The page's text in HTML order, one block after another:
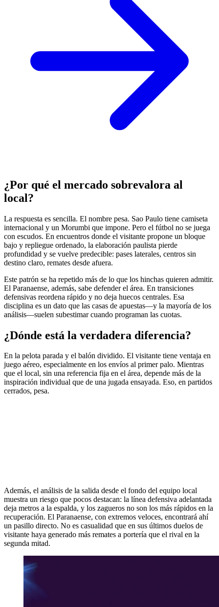
¿Por qué el mercado sobrevalora al
local?
La respuesta es sencilla. El nombre pesa. Sao Paulo tiene camiseta
internacional y un Morumbi que impone. Pero el fútbol no se juega
con escudos. En encuentros donde el visitante propone un bloque
bajo y repliegue ordenado, la elaboración paulista pierde
profundidad y se vuelve predecible: pases laterales, centros sin
destino claro, remates desde afuera.
Este patrón se ha repetido más de lo que los hinchas quieren admitir.
El Paranaense, además, sabe defender el área. En transiciones
defensivas reordena rápido y no deja huecos centrales. Esa
disciplina es un dato que las casas de apuestas—y la mayoría de los
análisis—suelen subestimar cuando programan las cuotas.
¿Dónde está la verdadera diferencia?
En la pelota parada y el balón dividido. El visitante tiene ventaja en
juego aéreo, especialmente en los envíos al primer palo. Mientras
que el local, sin una referencia fija en el área, depende más de la
inspiración individual que de una jugada ensayada. Eso, en partidos
cerrados, pesa.
Además, el análisis de la salida desde el fondo del equipo local
muestra un riesgo que pocos destacan: la línea defensiva adelantada
deja metros a la espalda, y los zagueros no son los más rápidos en la
recuperación. El Paranaense, con extremos veloces, encontrará ahí
un pasillo directo. No es casualidad que en sus últimos duelos de
visitante haya generado más remates a portería que el rival en la
segunda mitad.